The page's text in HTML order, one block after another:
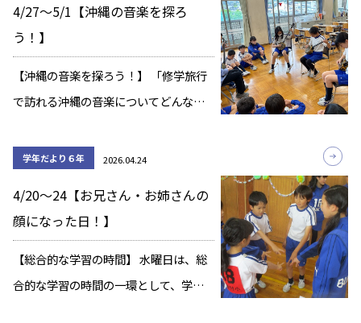
ましたが、じゃんけん大会や文教トン
レゲーム、 […]
4/27～5/1【沖縄の音楽を探ろ
う！】
【沖縄の音楽を探ろう！】 「修学旅行
で訪れる沖縄の音楽についてどんなこ
てみると、 「うーん、あんまり知らな
で、現代の沖縄出身のミュージシャン
の音楽をみん […]
学年だより６年 2026.04.24
4/20～24【お兄さん・お姉さんの
顔になった日！】
【総合的な学習の時間】 水曜日は、総
合的な学習の時間の一環として、学校